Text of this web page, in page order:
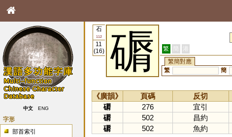
中文 ENG
字形
部首索引
石
112
11
(16)
磭 繁 簡 港
繁簡對應
繁
簡
《廣韻》 頁碼 反切
磭
276
宜引
磭
502
昌約
磭
502 魚約